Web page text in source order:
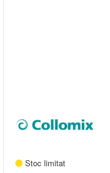
Stoc limitat